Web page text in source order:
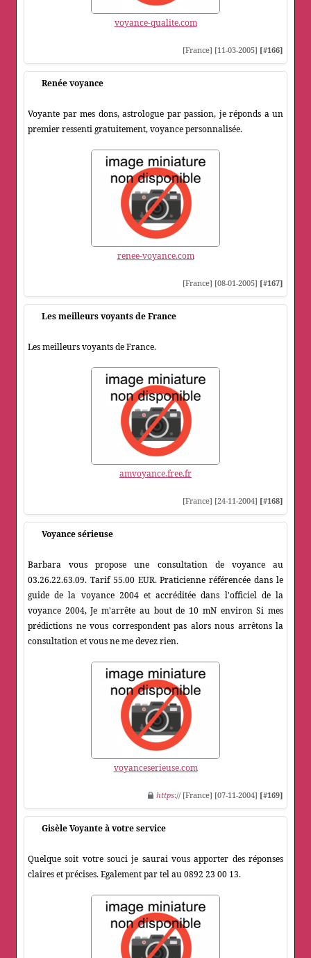
voyance-qualite.com
[France] [11-03-2005] [#166]
Renée voyance
Voyante par mes dons, astrologue par passion, je réponds a un
premier ressenti gratuitement, voyance personnalisée.
renee-voyance.com
[France] [08-01-2005] [#167]
Les meilleurs voyants de France
Les meilleurs voyants de France.
amvoyance.free.fr
[France] [24-11-2004] [#168]
Voyance sérieuse
Barbara vous propose une consultation de voyance au
03.26.22.63.09. Tarif 55.00 EUR. Praticienne référencée dans le
guide de la voyance 2004 et accréditée dans l'officiel de la
voyance 2004, Je m'arrête au bout de 10 mN environ Si mes
prédictions ne vous correspondent pas alors nous arrêtons la
consultation et vous ne me devez rien.
voyanceserieuse.com
https:// [France] [07-11-2004] [#169]
Gisèle Voyante à votre service
Quelque soit votre souci je saurai vous apporter des réponses
claires et précises. Egalement par tel au 0892 23 00 13.